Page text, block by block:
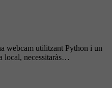
webcam utilitzant Python i un
local, necessitaràs…